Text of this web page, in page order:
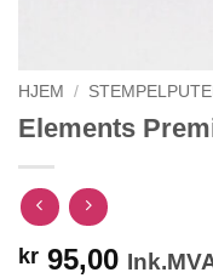
HJEM /
Elements
kr 95,00